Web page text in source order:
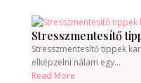
Stresszmentesítő
Stresszmentesítő tippek
elképzelni nálam egy...
Read More